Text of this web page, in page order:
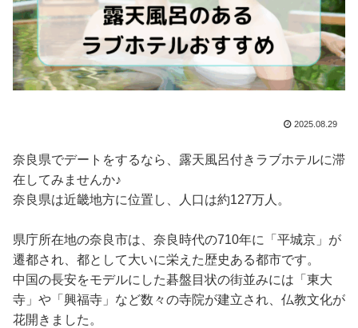
2025.08.29
奈良県でデートをするなら、露天風呂付きラブホテルに滞
在してみませんか♪
奈良県は近畿地方に位置し、人口は約127万人。
県庁所在地の奈良市は、奈良時代の710年に「平城京」が
遷都され、都として大いに栄えた歴史ある都市です。
中国の長安をモデルにした碁盤目状の街並みには「東大
寺」や「興福寺」など数々の寺院が建立され、仏教文化が
花開きました。